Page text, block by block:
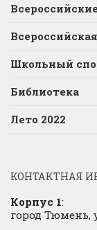
Школьный
Библиотека
Лето 2022
КОНТАКТНАЯ
Корпус 1:
город Тюмень,